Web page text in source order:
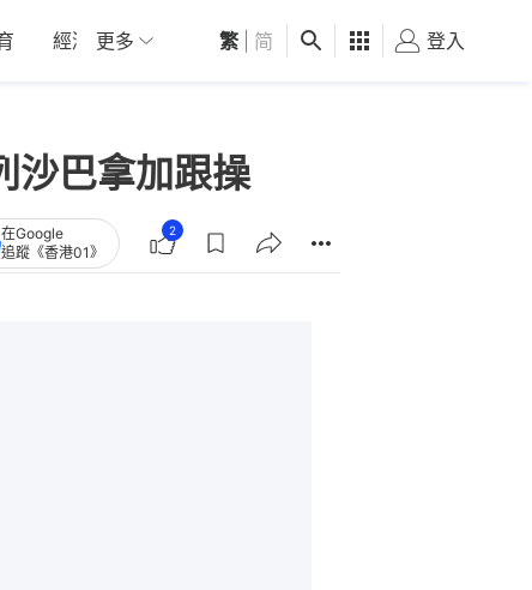
經濟 01深圳 觀點 健康 好食玩飛
更多 繁 简 登入
沙巴拿加跟操
在Google
追蹤《香港01》
2